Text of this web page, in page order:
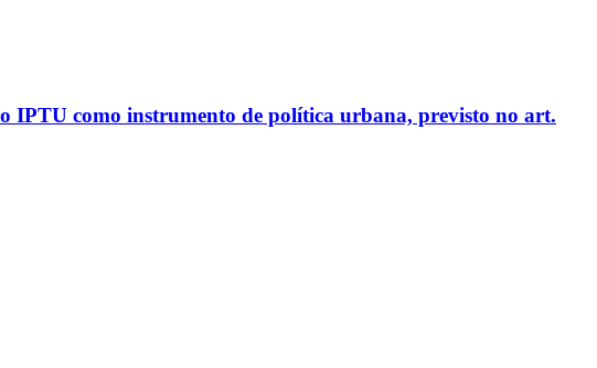
IPTU como instrumento de política urbana, previsto no art.